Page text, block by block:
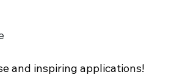
and inspiring applications!